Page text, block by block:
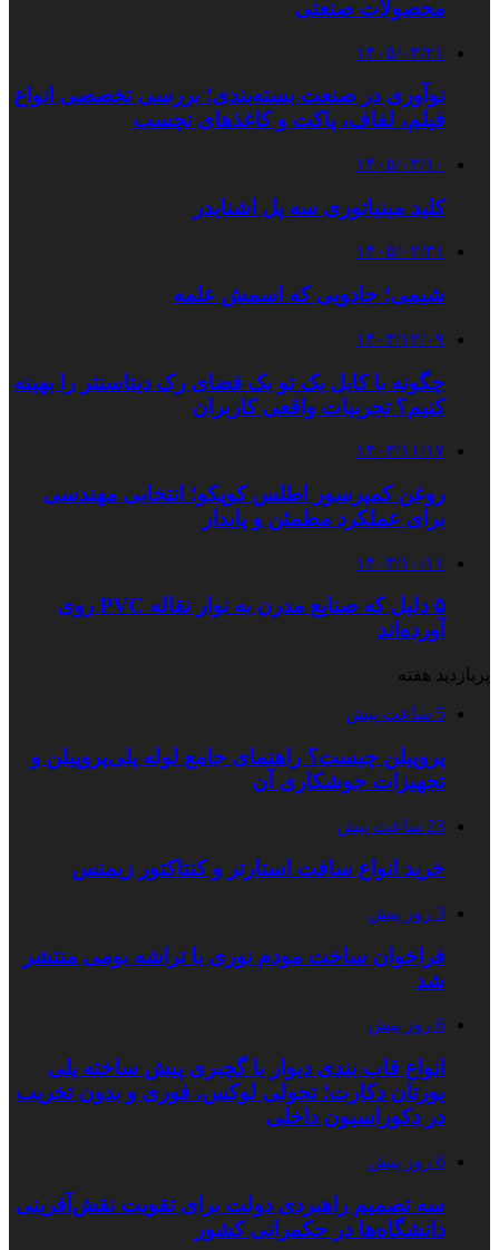
محصولات صنعتی
۱۴۰۵/۰۳/۲۱
نوآوری در صنعت بسته‌بندی؛ بررسی تخصصی انواع
فیلم، لفاف، پاکت و کاغذهای نچسب
۱۴۰۵/۰۳/۱۰
کلید مینیاتوری سه پل اشنایدر
۱۴۰۵/۰۲/۳۱
شیمی؛ جادویی که اسمش علمه
۱۴۰۳/۱۲/۰۹
چگونه با کابل بک تو بک فضای رک دیتاسنتر را بهینه
کنیم؟ تجربیات واقعی کاربران
۱۴۰۳/۱۱/۱۷
روغن کمپرسور اطلس کوپکو؛ انتخابی مهندسی
برای عملکرد مطمئن و پایدار
۱۴۰۳/۱۰/۱۱
۵ دلیل که صنایع مدرن به نوار نقاله PVC روی
آورده‌اند
پربازدید هفته
5 ساعت پیش
پروپیلن چیست؟ راهنمای جامع لوله پلی‌پروپیلن و
تجهیزات جوشکاری آن
23 ساعت پیش
خرید انواع سافت استارتر و کنتاکتور زیمنس
3 روز پیش
فراخوان ساخت مودم نوری با تراشه بومی منتشر
شد
6 روز پیش
انواع قاب بندی دیوار با گچبری پیش ساخته پلی
یورتان دکارت؛ تحولی لوکس، فوری و بدون تخریب
در دکوراسیون داخلی
6 روز پیش
سه تصمیم راهبردی دولت برای تقویت نقش‌آفرینی
دانشگاه‌ها در حکمرانی کشور